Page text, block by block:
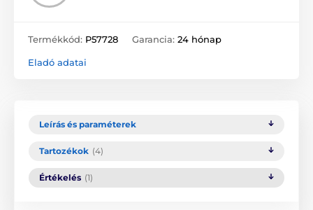
Termékkód: P57728 Garancia: 24 hónap
Eladó adatai
Leírás és paraméterek
Tartozékok (4)
Értékelés (1)